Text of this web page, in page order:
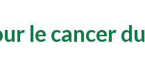
le cancer du